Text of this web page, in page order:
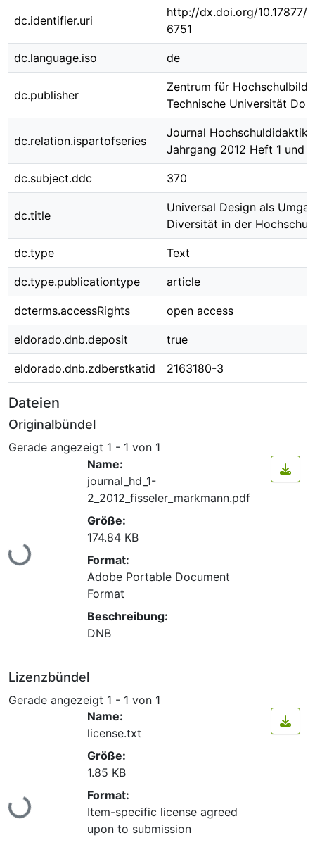
dc.identifier.uri
http://dx.doi.org/10.17877/
6751
dc.language.iso de
dc.publisher
Zentrum für
Technische Universität
dc.relation.ispartofseries
Journal Hochschuldidaktik
Jahrgang 2012 Heft 1 und 2
dc.subject.ddc 370
dc.title
Universal Design als
Diversität in der
dc.type Text
dc.type.publicationtype article
dcterms.accessRights open access
eldorado.dnb.deposit true
eldorado.dnb.zdberstkatid 2163180-3
Dateien
Originalbündel
Gerade angezeigt 1 - 1 von 1
Lade...
Name:
journal_hd_1-
2_2012_fisseler_markmann.pdf
Größe:
174.84 KB
Format:
Adobe Portable Document
Format
Beschreibung:
DNB
Lizenzbündel
Gerade angezeigt 1 - 1 von 1
Lade...
Name:
license.txt
Größe:
1.85 KB
Format:
Item-specific license agreed
upon to submission